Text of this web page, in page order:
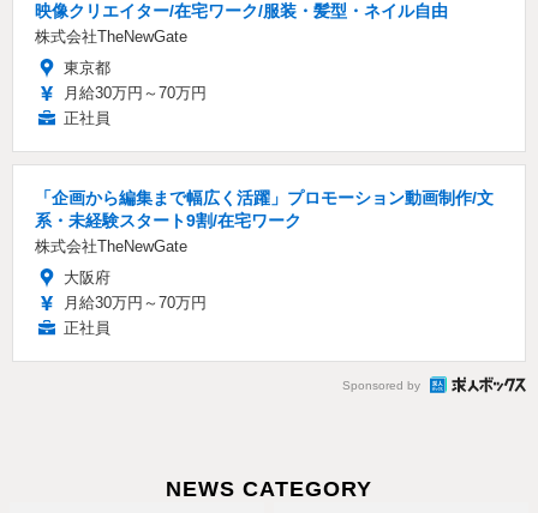
映像クリエイター/在宅ワーク/服装・髪型・ネイル自由
株式会社TheNewGate
東京都
月給30万円～70万円
正社員
「企画から編集まで幅広く活躍」プロモーション動画制作/文
系・未経験スタート9割/在宅ワーク
株式会社TheNewGate
大阪府
月給30万円～70万円
正社員
Sponsored by
NEWS CATEGORY